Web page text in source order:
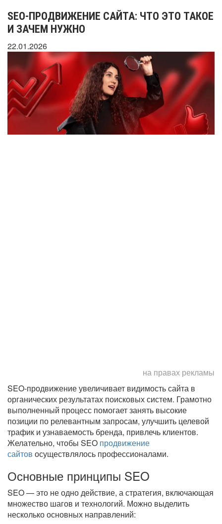
SEO-ПРОДВИЖЕНИЕ САЙТА: ЧТО ЭТО ТАКОЕ
И ЗАЧЕМ НУЖНО
22.01.2026
на правах рекламы
SEO-продвижение увеличивает видимость сайта в
органических результатах поисковых систем. Грамотно
выполненный процесс помогает занять высокие
позиции по релевантным запросам, улучшить целевой
трафик и узнаваемость бренда, привлечь клиентов.
Желательно, чтобы SEO продвижение
сайтов осуществлялось профессионалами.
Основные принципы SEO
SEO — это не одно действие, а стратегия, включающая
множество шагов и технологий. Можно выделить
несколько основных направлений: